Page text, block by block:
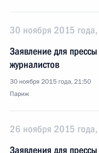
30 ноября 2015
Заявление для
журналистов
30 ноября 2015 года, 21:50
Париж
26 ноября 2015 года,
Заявления для